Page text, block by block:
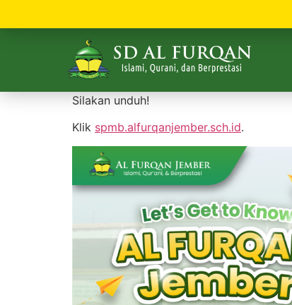
Silakan unduh!
Klik spmb.alfurqanjember.sch.id.